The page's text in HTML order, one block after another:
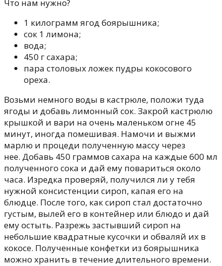
Что нам нужно?
1 килограмм ягод боярышника;
сок 1 лимона;
вода;
450 г сахара;
пара столовых ложек пудры кокосового
ореха.
Возьми немного воды в кастрюле, положи туда
ягоды и добавь лимонный сок. Закрой кастрюлю
крышкой и вари на очень маленьком огне 45
минут, иногда помешивая. Намочи и выжми
марлю и процеди полученную массу через
нее. Добавь 450 граммов сахара на каждые 600 мл
полученного сока и дай ему повариться около
часа. Изредка проверяй, получился ли у тебя
нужной консистенции сироп, капая его на
блюдце. После того, как сироп стал достаточно
густым, вылей его в контейнер или блюдо и дай
ему остыть. Разрежь застывший сироп на
небольшие квадратные кусочки и обваляй их в
кокосе. Полученные конфетки из боярышника
можно хранить в течение длительного времени.